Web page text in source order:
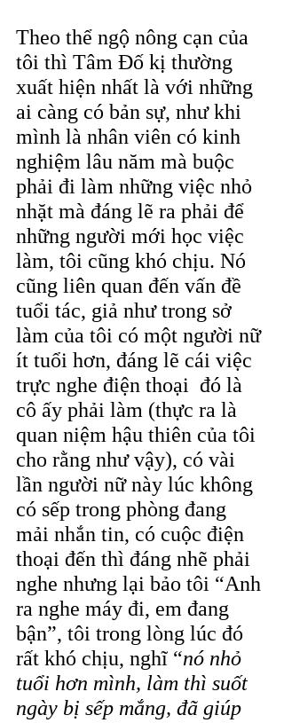
Theo thể ngộ nông cạn của
tôi thì Tâm Đố kị thường
xuất hiện nhất là với những
ai càng có bản sự, như khi
mình là nhân viên có kinh
nghiệm lâu năm mà buộc
phải đi làm những việc nhỏ
nhặt mà đáng lẽ ra phải để
những người mới học việc
làm, tôi cũng khó chịu. Nó
cũng liên quan đến vấn đề
tuổi tác, giả như trong sở
làm của tôi có một người nữ
ít tuổi hơn, đáng lẽ cái việc
trực nghe điện thoại  đó là
cô ấy phải làm (thực ra là
quan niệm hậu thiên của tôi
cho rằng như vậy), có vài
lần người nữ này lúc không
có sếp trong phòng đang
mải nhắn tin, có cuộc điện
thoại đến thì đáng nhẽ phải
nghe nhưng lại bảo tôi “Anh
ra nghe máy đi, em đang
bận”, tôi trong lòng lúc đó
rất khó chịu, nghĩ “nó nhỏ
tuổi hơn mình, làm thì suốt
ngày bị sếp mắng, đã giúp